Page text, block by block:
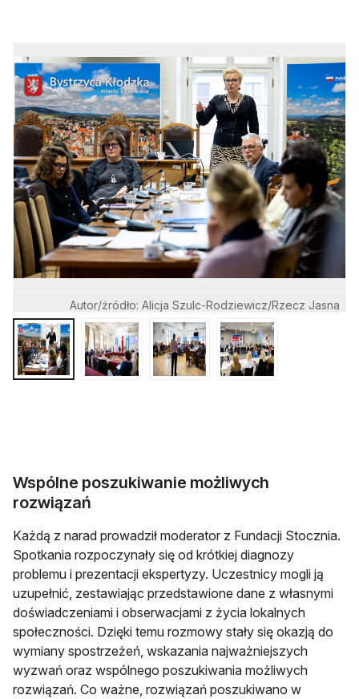
Autor/źródło: Alicja Szulc-Rodziewicz/Rzecz Jasna
Wspólne poszukiwanie możliwych
rozwiązań
Każdą z narad prowadził moderator z Fundacji Stocznia.
Spotkania rozpoczynały się od krótkiej diagnozy
problemu i prezentacji ekspertyzy. Uczestnicy mogli ją
uzupełnić, zestawiając przedstawione dane z własnymi
doświadczeniami i obserwacjami z życia lokalnych
społeczności. Dzięki temu rozmowy stały się okazją do
wymiany spostrzeżeń, wskazania najważniejszych
wyzwań oraz wspólnego poszukiwania możliwych
rozwiązań. Co ważne, rozwiązań poszukiwano w